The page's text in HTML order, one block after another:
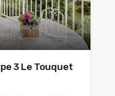
3 Le Touquet